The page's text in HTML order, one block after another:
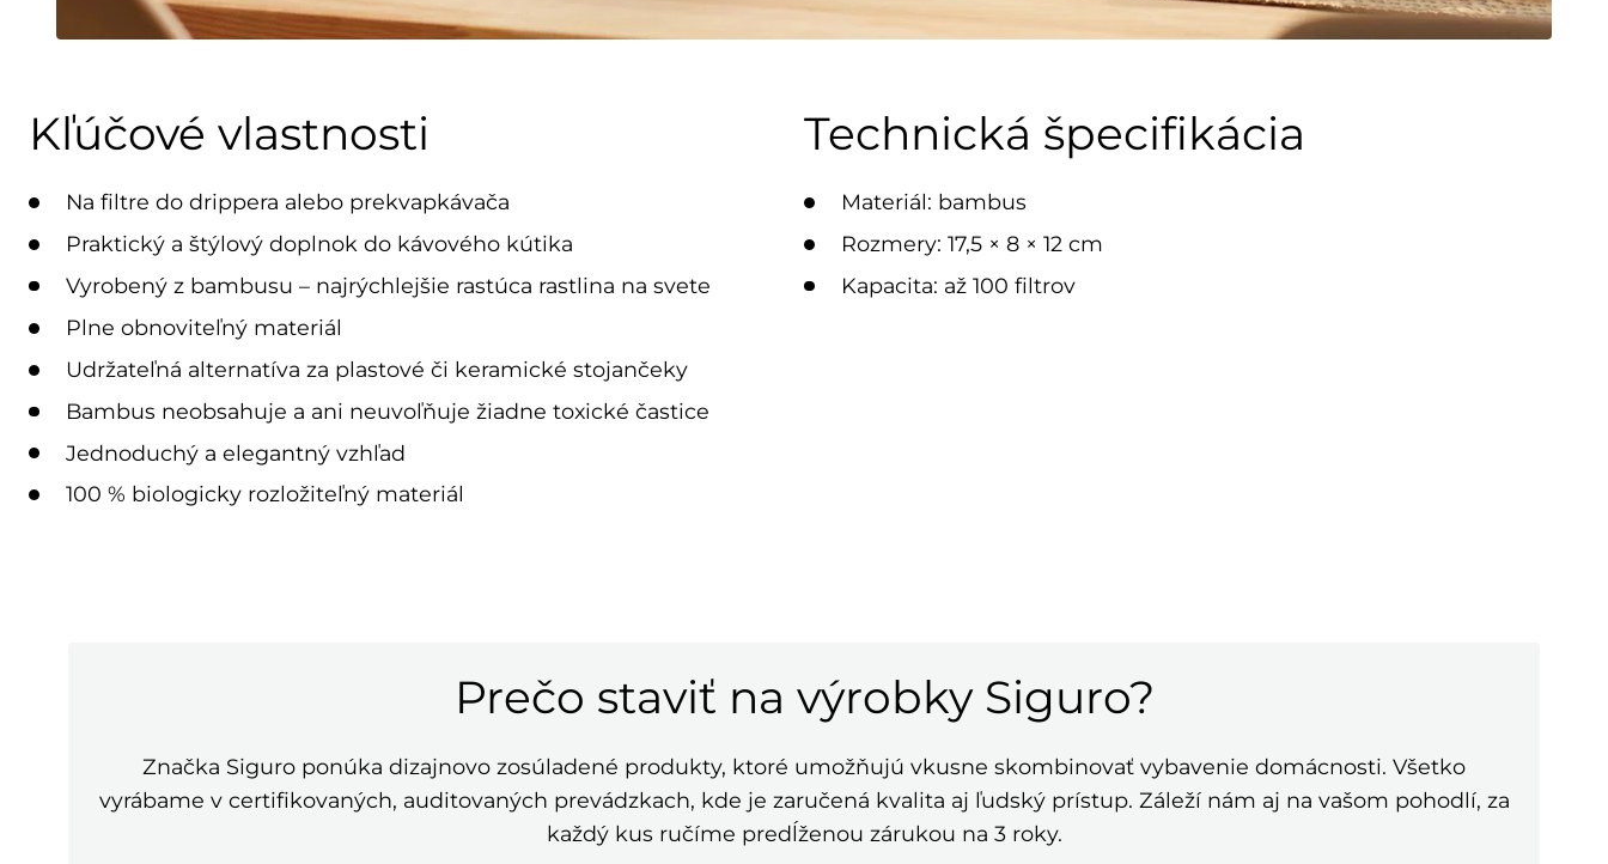
Kľúčové vlastnosti
Na filtre do drippera alebo prekvapkávača
Praktický a štýlový doplnok do kávového kútika
Vyrobený z bambusu – najrýchlejšie rastúca rastlina na svete
Plne obnoviteľný materiál
Udržateľná alternatíva za plastové či keramické stojančeky
Bambus neobsahuje a ani neuvoľňuje žiadne toxické častice
Jednoduchý a elegantný vzhľad
100 % biologicky rozložiteľný materiál
Technická špecifikácia
Materiál: bambus
Rozmery: 17,5 × 8 × 12 cm
Kapacita: až 100 filtrov
Prečo staviť na výrobky Siguro?
Značka Siguro ponúka dizajnovo zosúladené produkty, ktoré umožňujú vkusne skombinovať vybavenie domácnosti. Všetko
vyrábame v certifikovaných, auditovaných prevádzkach, kde je zaručená kvalita aj ľudský prístup. Záleží nám aj na vašom pohodlí, za
každý kus ručíme predĺženou zárukou na 3 roky.